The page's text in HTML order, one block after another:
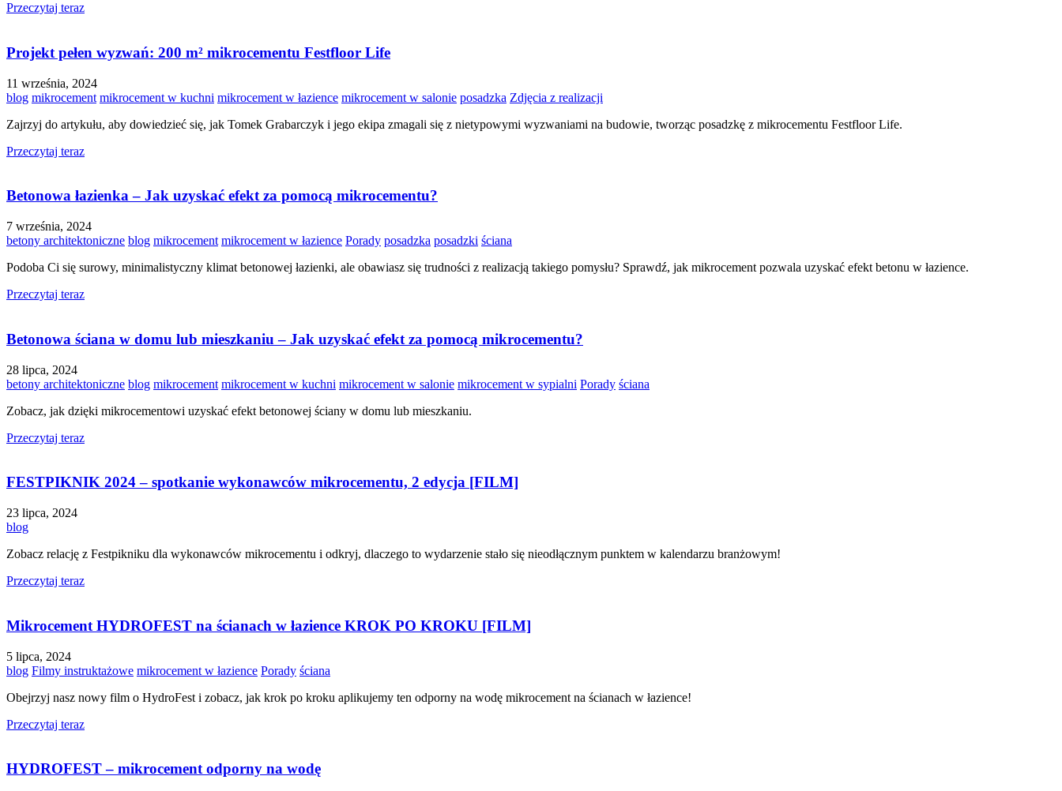
Przeczytaj teraz
Projekt pełen wyzwań: 200 m² mikrocementu Festfloor Life
11 września, 2024
blog mikrocement mikrocement w kuchni mikrocement w łazience mikrocement w salonie posadzka Zdjęcia z realizacji
Zajrzyj do artykułu, aby dowiedzieć się, jak Tomek Grabarczyk i jego ekipa zmagali się z nietypowymi wyzwaniami na budowie, tworząc posadzkę z mikrocementu Festfloor Life.
Przeczytaj teraz
Betonowa łazienka – Jak uzyskać efekt za pomocą mikrocementu?
7 września, 2024
betony architektoniczne blog mikrocement mikrocement w łazience Porady posadzka posadzki ściana
Podoba Ci się surowy, minimalistyczny klimat betonowej łazienki, ale obawiasz się trudności z realizacją takiego pomysłu? Sprawdź, jak mikrocement pozwala uzyskać efekt betonu w łazience.
Przeczytaj teraz
Betonowa ściana w domu lub mieszkaniu – Jak uzyskać efekt za pomocą mikrocementu?
28 lipca, 2024
betony architektoniczne blog mikrocement mikrocement w kuchni mikrocement w salonie mikrocement w sypialni Porady ściana
Zobacz, jak dzięki mikrocementowi uzyskać efekt betonowej ściany w domu lub mieszkaniu.
Przeczytaj teraz
FESTPIKNIK 2024 – spotkanie wykonawców mikrocementu, 2 edycja [FILM]
23 lipca, 2024
blog
Zobacz relację z Festpikniku dla wykonawców mikrocementu i odkryj, dlaczego to wydarzenie stało się nieodłącznym punktem w kalendarzu branżowym!
Przeczytaj teraz
Mikrocement HYDROFEST na ścianach w łazience KROK PO KROKU [FILM]
5 lipca, 2024
blog Filmy instruktażowe mikrocement w łazience Porady ściana
Obejrzyj nasz nowy film o HydroFest i zobacz, jak krok po kroku aplikujemy ten odporny na wodę mikrocement na ścianach w łazience!
Przeczytaj teraz
HYDROFEST – mikrocement odporny na wodę